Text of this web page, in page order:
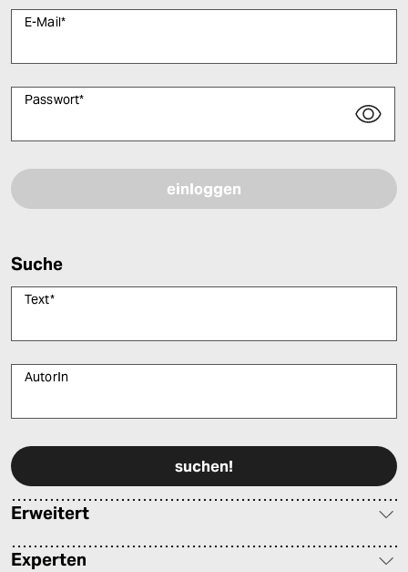
E-Mail*
Passwort*
Suche
Text*
AutorIn
Erweitert
Experten